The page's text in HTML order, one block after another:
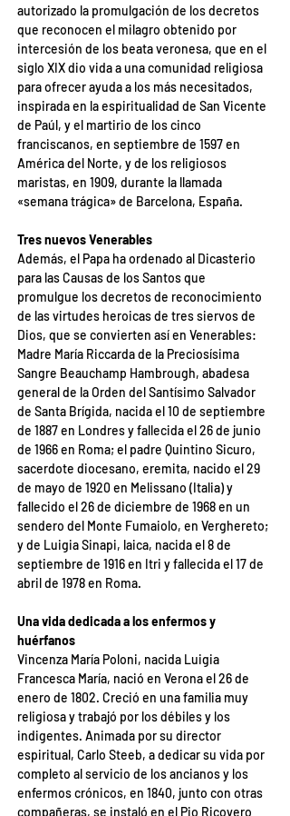
autorizado la promulgación de los decretos
que reconocen el milagro obtenido por
intercesión de los beata veronesa, que en el
siglo XIX dio vida a una comunidad religiosa
para ofrecer ayuda a los más necesitados,
inspirada en la espiritualidad de San Vicente
de Paúl, y el martirio de los cinco
franciscanos, en septiembre de 1597 en
América del Norte, y de los religiosos
maristas, en 1909, durante la llamada
«semana trágica» de Barcelona, España.
Tres nuevos Venerables
Además, el Papa ha ordenado al Dicasterio
para las Causas de los Santos que
promulgue los decretos de reconocimiento
de las virtudes heroicas de tres siervos de
Dios, que se convierten así en Venerables:
Madre María Riccarda de la Preciosísima
Sangre Beauchamp Hambrough, abadesa
general de la Orden del Santísimo Salvador
de Santa Brígida, nacida el 10 de septiembre
de 1887 en Londres y fallecida el 26 de junio
de 1966 en Roma; el padre Quintino Sicuro,
sacerdote diocesano, eremita, nacido el 29
de mayo de 1920 en Melissano (Italia) y
fallecido el 26 de diciembre de 1968 en un
sendero del Monte Fumaiolo, en Verghereto;
y de Luigia Sinapi, laica, nacida el 8 de
septiembre de 1916 en Itri y fallecida el 17 de
abril de 1978 en Roma.
Una vida dedicada a los enfermos y
huérfanos
Vincenza María Poloni, nacida Luigia
Francesca María, nació en Verona el 26 de
enero de 1802. Creció en una familia muy
religiosa y trabajó por los débiles y los
indigentes. Animada por su director
espiritual, Carlo Steeb, a dedicar su vida por
completo al servicio de los ancianos y los
enfermos crónicos, en 1840, junto con otras
compañeras, se instaló en el Pio Ricovero